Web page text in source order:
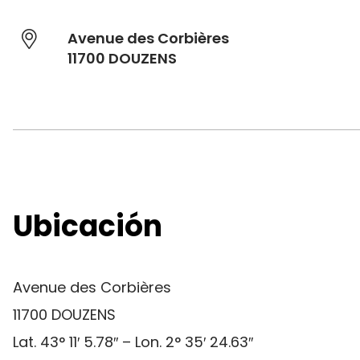
Avenue des Corbières
11700 DOUZENS
Ubicación
Avenue des Corbières
11700 DOUZENS
Lat. 43° 11′ 5.78″ – Lon. 2° 35′ 24.63″